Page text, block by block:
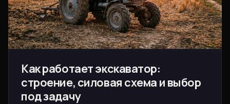
Как работает экскаватор:
строение, силовая схема и выбор
под задачу